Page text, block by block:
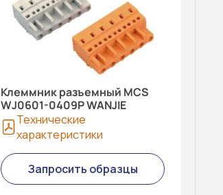
Клеммник разъемный MCS
WJ0601-0409P WANJIE
Технические
характеристики
Запросить образцы